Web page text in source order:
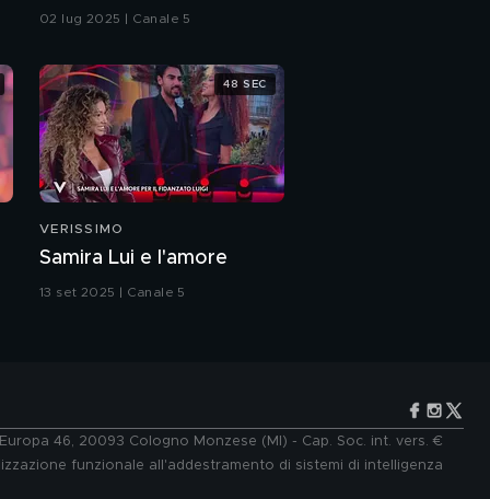
02 lug 2025 | Canale 5
VERISSIMO
Samira Lui e l'amore
13 set 2025 | Canale 5
48 SEC
46, 20093 Cologno Monzese (MI) - Cap. Soc. int. vers. €
funzionale all'addestramento di sistemi di intelligenza